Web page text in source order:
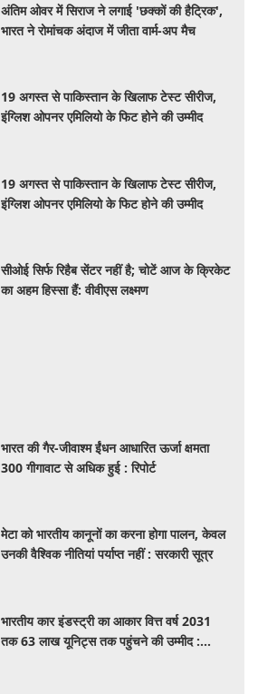
अंतिम ओवर में सिराज ने लगाई 'छक्कों की हैट्रिक',
भारत ने रोमांचक अंदाज में जीता वार्म-अप मैच
19 अगस्त से पाकिस्तान के खिलाफ टेस्ट सीरीज,
इंग्लिश ओपनर एमिलियो के फिट होने की उम्मीद
19 अगस्त से पाकिस्तान के खिलाफ टेस्ट सीरीज,
इंग्लिश ओपनर एमिलियो के फिट होने की उम्मीद
सीओई सिर्फ रिहैब सेंटर नहीं है; चोटें आज के क्रिकेट
का अहम हिस्सा हैं: वीवीएस लक्ष्मण
भारत की गैर-जीवाश्म ईंधन आधारित ऊर्जा क्षमता
300 गीगावाट से अधिक हुई : रिपोर्ट
मेटा को भारतीय कानूनों का करना होगा पालन, केवल
उनकी वैश्विक नीतियां पर्याप्त नहीं : सरकारी सूत्र
भारतीय कार इंडस्ट्री का आकार वित्त वर्ष 2031
तक 63 लाख यूनिट्स तक पहुंचने की उम्मीद :